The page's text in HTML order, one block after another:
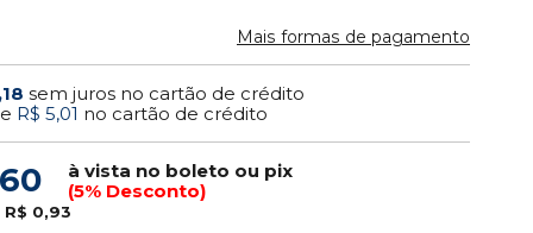
Mais formas de pagamento
sem juros no cartão de crédito
R$ 5,01 no cartão de crédito
à vista no boleto ou pix
(5% Desconto)
R$ 0,93